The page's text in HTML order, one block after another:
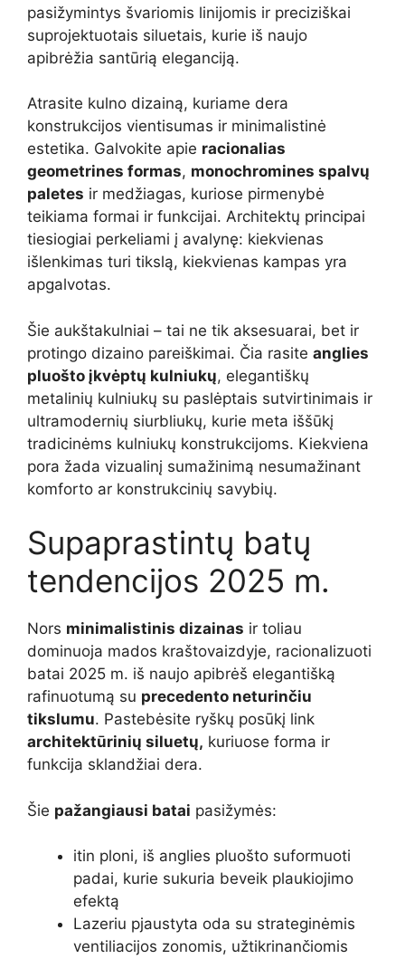
pasižymintys švariomis linijomis ir preciziškai
suprojektuotais siluetais, kurie iš naujo
apibrėžia santūrią eleganciją.
Atrasite kulno dizainą, kuriame dera
konstrukcijos vientisumas ir minimalistinė
estetika. Galvokite apie racionalias
geometrines formas, monochromines spalvų
paletes ir medžiagas, kuriose pirmenybė
teikiama formai ir funkcijai. Architektų principai
tiesiogiai perkeliami į avalynę: kiekvienas
išlenkimas turi tikslą, kiekvienas kampas yra
apgalvotas.
Šie aukštakulniai – tai ne tik aksesuarai, bet ir
protingo dizaino pareiškimai. Čia rasite anglies
pluošto įkvėptų kulniukų, elegantiškų
metalinių kulniukų su paslėptais sutvirtinimais ir
ultramodernių siurbliukų, kurie meta iššūkį
tradicinėms kulniukų konstrukcijoms. Kiekviena
pora žada vizualinį sumažinimą nesumažinant
komforto ar konstrukcinių savybių.
Supaprastintų batų
tendencijos 2025 m.
Nors minimalistinis dizainas ir toliau
dominuoja mados kraštovaizdyje, racionalizuoti
batai 2025 m. iš naujo apibrėš elegantišką
rafinuotumą su precedento neturinčiu
tikslumu. Pastebėsite ryškų posūkį link
architektūrinių siluetų, kuriuose forma ir
funkcija sklandžiai dera.
Šie pažangiausi batai pasižymės:
itin ploni, iš anglies pluošto suformuoti
padai, kurie sukuria beveik plaukiojimo
efektą
Lazeriu pjaustyta oda su strateginėmis
ventiliacijos zonomis, užtikrinančiomis